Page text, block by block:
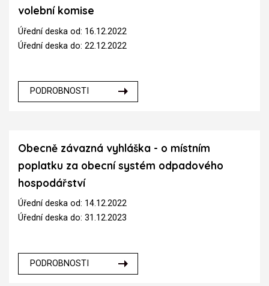
volební komise
Úřední deska od: 16.12.2022
Úřední deska do: 22.12.2022
PODROBNOSTI
Obecně závazná vyhláška - o místním
poplatku za obecní systém odpadového
hospodářství
Úřední deska od: 14.12.2022
Úřední deska do: 31.12.2023
PODROBNOSTI